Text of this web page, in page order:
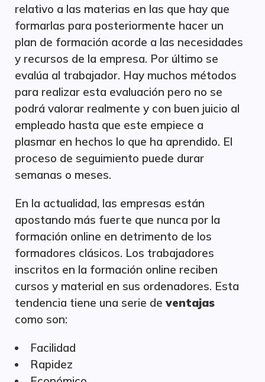
relativo a las materias en las que hay que
formarlas para posteriormente hacer un
plan de formación acorde a las necesidades
y recursos de la empresa. Por último se
evalúa al trabajador. Hay muchos métodos
para realizar esta evaluación pero no se
podrá valorar realmente y con buen juicio al
empleado hasta que este empiece a
plasmar en hechos lo que ha aprendido. El
proceso de seguimiento puede durar
semanas o meses.
En la actualidad, las empresas están
apostando más fuerte que nunca por la
formación online en detrimento de los
formadores clásicos. Los trabajadores
inscritos en la formación online reciben
cursos y material en sus ordenadores. Esta
tendencia tiene una serie deventajas
como son:
Facilidad
Rapidez